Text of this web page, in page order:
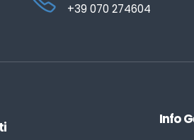
+39 070 274604
Info